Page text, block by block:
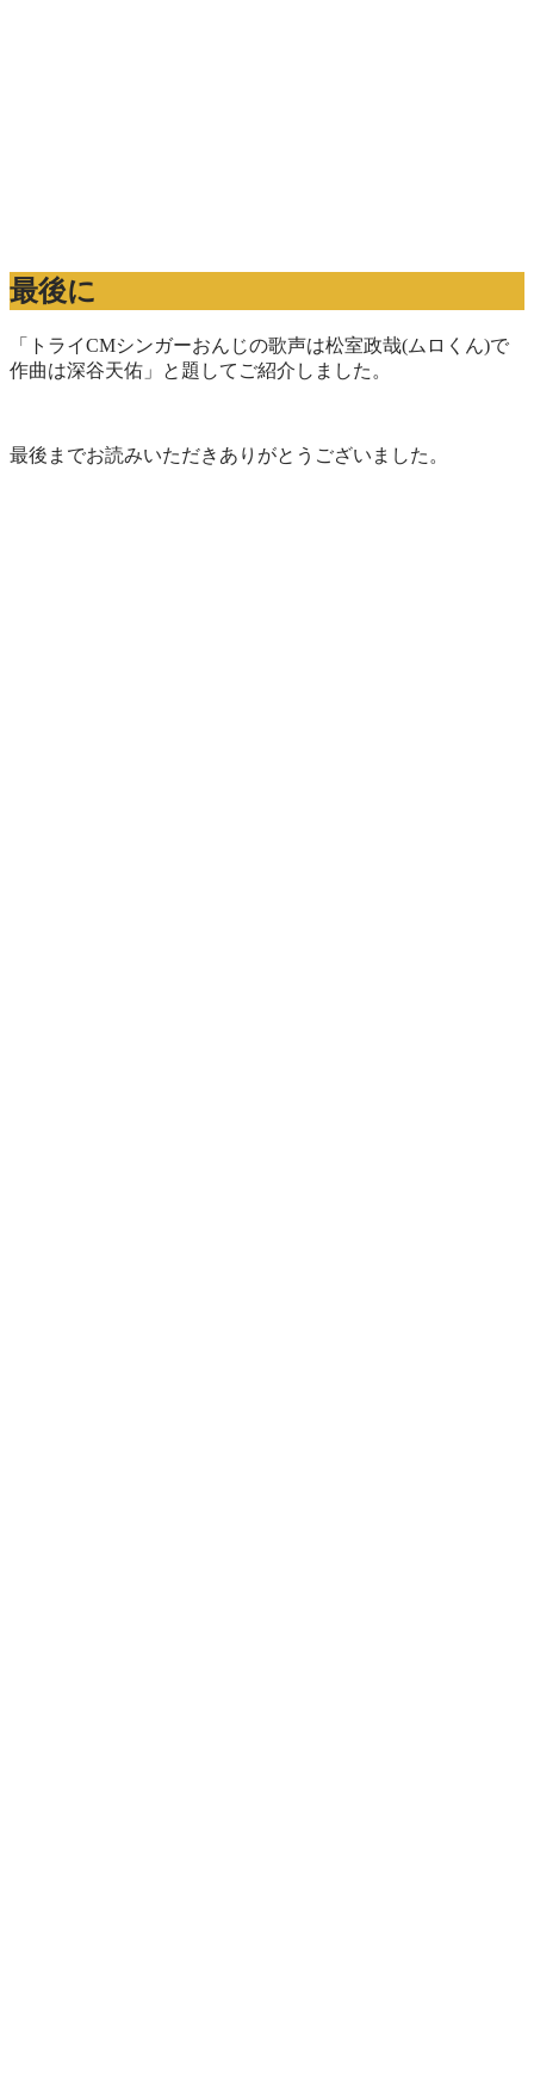
最後に
「トライCMシンガーおんじの歌声は松室政哉(ムロくん)で
作曲は深谷天佑」と題してご紹介しました。
最後までお読みいただきありがとうございました。